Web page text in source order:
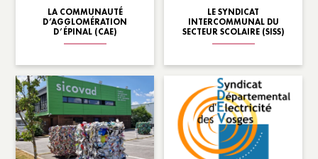
LA COMMUNAUTÉ
D’AGGLOMÉRATION
D’ÉPINAL (CAE)
LE SYNDICAT
INTERCOMMUNAL DU
SECTEUR SCOLAIRE (SISS)